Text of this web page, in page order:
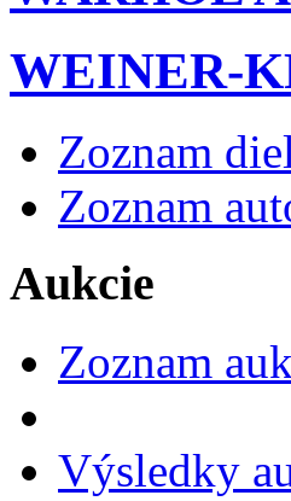
WEINER-
Zoznam diel
Zoznam
Aukcie
Zoznam
Výsledky